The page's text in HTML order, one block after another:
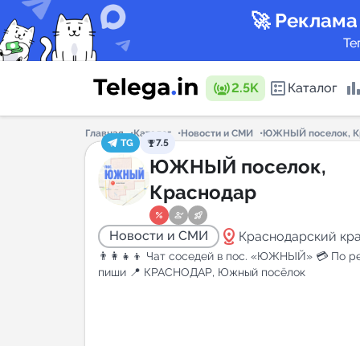
🚀
2.5K Каталог
Каталог
Горящие
Главная Каталог Новости и СМИ
ЮЖНЫЙ поселок,
TG
7.5
ЮЖНЫЙ поселок,
Краснодар
Новости и СМИ distance Краснодарский
👨‍👩‍👧‍👦 Чат соседей в пос. «ЮЖНЫЙ» 💳 По
пиши 📍 КРАСНОДАР, Южный посёлок